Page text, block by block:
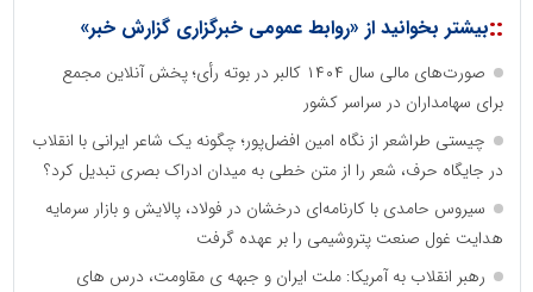
::بیشتر بخوانید از «روابط عمومی خبرگزاری گزارش خبر»
صورت‌های مالی سال ۱۴۰۴ کالبر در بوته رأی؛ پخش آنلاین مجمع
برای سهامداران در سراسر کشور
چیستی طراشعر از نگاه امین افضل‌پور؛ چگونه یک شاعر ایرانی با انقلاب
در جایگاه حرف، شعر را از متن خطی به میدان ادراک بصری تبدیل کرد؟
سیروس حامدی با کارنامه‌ای درخشان در فولاد، پالایش و بازار سرمایه
هدایت غول صنعت پتروشیمی را بر عهده گرفت
رهبر انقلاب به آمریکا: ملت ایران و جبهه ی مقاومت، درس های